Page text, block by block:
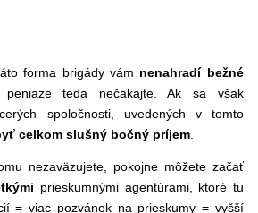
forma brigády vám nenahradí bežné
teda nečakajte. Ak sa však
spoločnosti, uvedených v tomto
celkom slušný bočný príjem.
nezaväzujete, pokojne môžete začať
prieskumnými agentúrami, ktoré tu
= viac pozvánok na prieskumy = vyšší